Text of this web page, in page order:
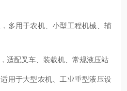
多用于农机、小型工程机械、辅
适配叉车、装载机、常规液压站
用于大型农机、工业重型液压设